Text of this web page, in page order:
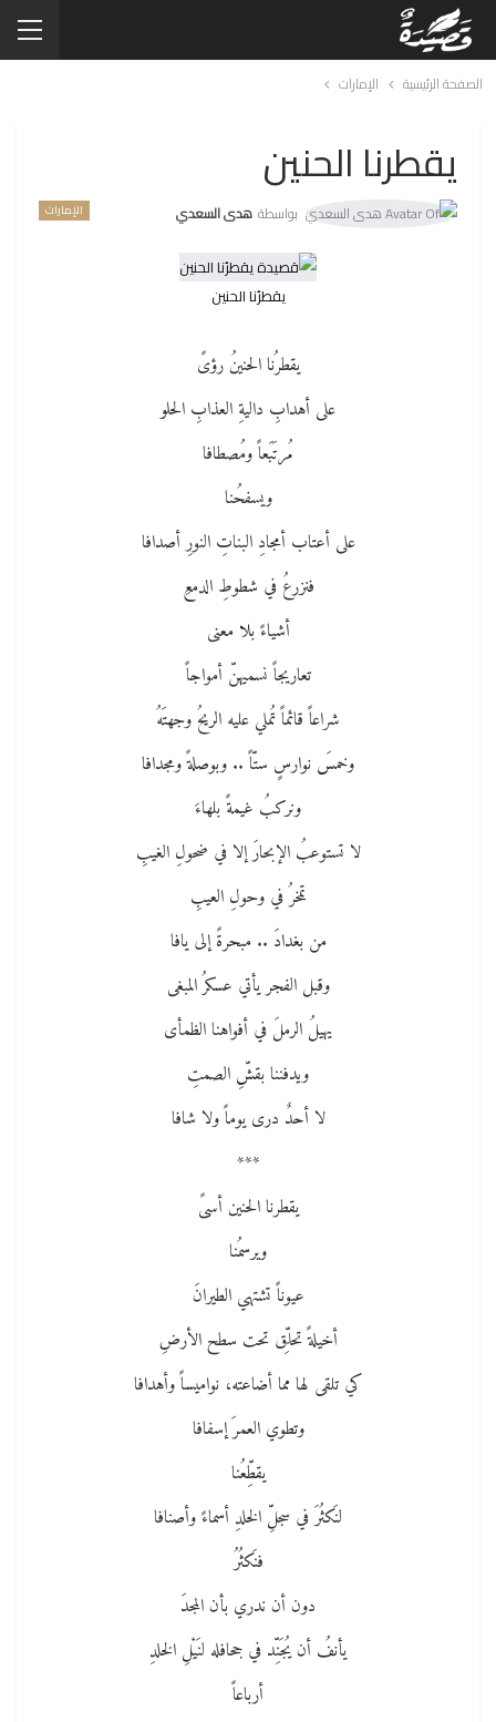
الصفحة الرئيسية الإمارات
يقطرنا الحنين
الإمارات بواسطة هدى السعدي
يقطرُنا الحنين
يقطرُنا الحنينُ رؤىً
على أهدابِ داليةِ العذابِ الحلو
مُرتَبَعاً ومُصطافا
ويسفحُنا
على أعتاب أمجادِ البناتِ النورِ أصدافا
فنزرعُ في شطوطِ الدمعِ
أشياءً بلا معنى
تعاريجاً نسميهنّ أمواجاً
شراعاً قائماً تُملي عليه الريحُ وجهتَهُ
وخمسَ نوارسٍ ستّاً .. وبوصلةً ومجدافا
ونركبُ غيمةً بلهاءَ
لا تستوعبُ الإبحارَ إلا في ضحولِ الغيبِ
تمخرُ في وحولِ العيبِ
من بغدادَ .. مبحرةً إلى يافا
وقبل الفجر يأتي عسكرُ المبغى
يهيلُ الرملَ في أفواهنا الظمأى
ويدفننا بقشِّ الصمتِ
لا أحدٌ درى يوماً ولا شافا
***
يقطرنا الحنين أسىً
ويرسمُنا
عيوناً تشتهي الطيرانَ
أخيلةً تحلِّق تحت سطح الأرضِ
كي تلقى لها مما أضاعته، نواميساً وأهدافا
وتطوي العمرَ إسفافا
يقطِّعُنا
لنَكثُرَ في سجلِّ الخلدِ أسماءً وأصنافا
فنَكثُرُ
دون أن ندري بأن المجدَ
يأنفُ أن يُجَنِّد في جحافله لنَيْلِ الخلدِ
أرباعاً